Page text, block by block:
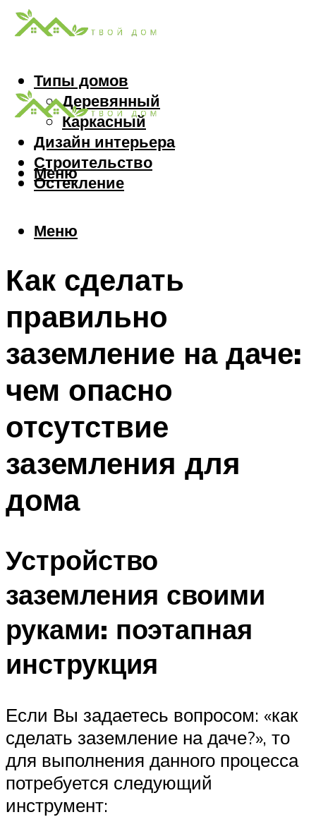
Типы домов
Деревянный
Каркасный
Дизайн интерьера
Строительство
Остекление
Меню
Меню
Как сделать
правильно
заземление на даче:
чем опасно
отсутствие
заземления для
дома
Устройство
заземления своими
руками: поэтапная
инструкция
Если Вы задаетесь вопросом: «как
сделать заземление на даче?», то
для выполнения данного процесса
потребуется следующий
инструмент: